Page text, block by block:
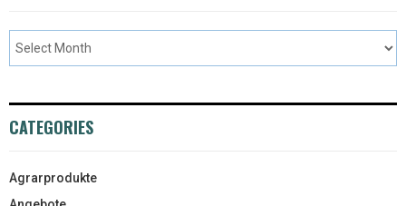
CATEGORIES
Agrarprodukte